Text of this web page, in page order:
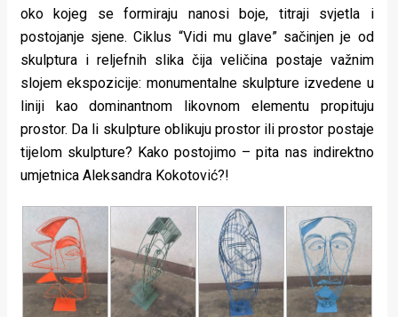
oko kojeg se formiraju nanosi boje, titraji svjetla i
postojanje sjene. Ciklus “Vidi mu glave” sačinjen je od
skulptura i reljefnih slika čija veličina postaje važnim
slojem ekspozicije: monumentalne skulpture izvedene u
liniji kao dominantnom likovnom elementu propituju
prostor. Da li skulpture oblikuju prostor ili prostor postaje
tijelom skulpture? Kako postojimo – pita nas indirektno
umjetnica Aleksandra Kokotović?!